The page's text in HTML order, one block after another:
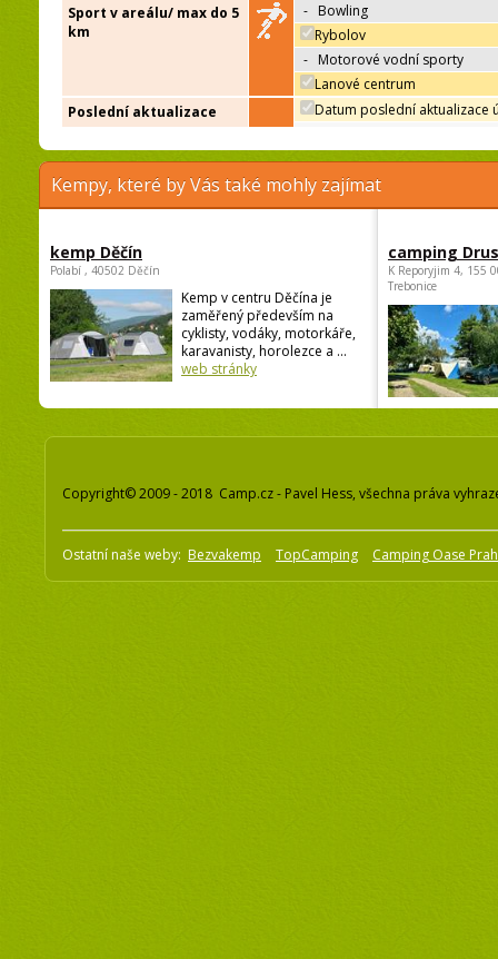
Sport v areálu/ max do 5
km
- Bowling
Rybolov
- Motorové vodní sporty
Lanové centrum
Poslední aktualizace
Datum poslední aktualizace
Kempy, které by Vás také mohly zajímat
kemp Děčín
Polabí , 40502 Děčín
Kemp v centru Děčína je
zaměřený především na
cyklisty, vodáky, motorkáře,
karavanisty, horolezce a ...
web stránky
camping
K Reporyjim 4, 155
Trebonice
Copyright© 2009 - 2018 Camp.cz - Pavel Hess, všechna práva
Ostatní naše weby: Bezvakemp TopCamping Camping Oase